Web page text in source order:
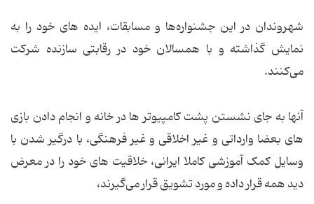
شهروندان در این جشنواره‌ها و مسابقات، ایده های خود را به
نمایش گذاشته و با همسالان خود در رقابتی سازنده شرکت
می‌کنند.
آنها به جای نشستن پشت کامپیوتر ها در خانه و انجام دادن بازی
های بعضا وارداتی و غیر اخلاقی و غیر فرهنگی، با درگیر شدن با
وسایل کمک آموزشی کاملا ایرانی، خلاقیت های خود را در معرض
دید همه قرار داده و مورد تشویق قرار می‌گیرند،